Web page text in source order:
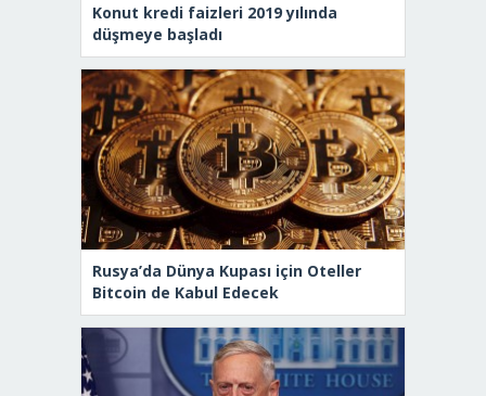
Konut kredi faizleri 2019 yılında
düşmeye başladı
Rusya’da Dünya Kupası için Oteller
Bitcoin de Kabul Edecek